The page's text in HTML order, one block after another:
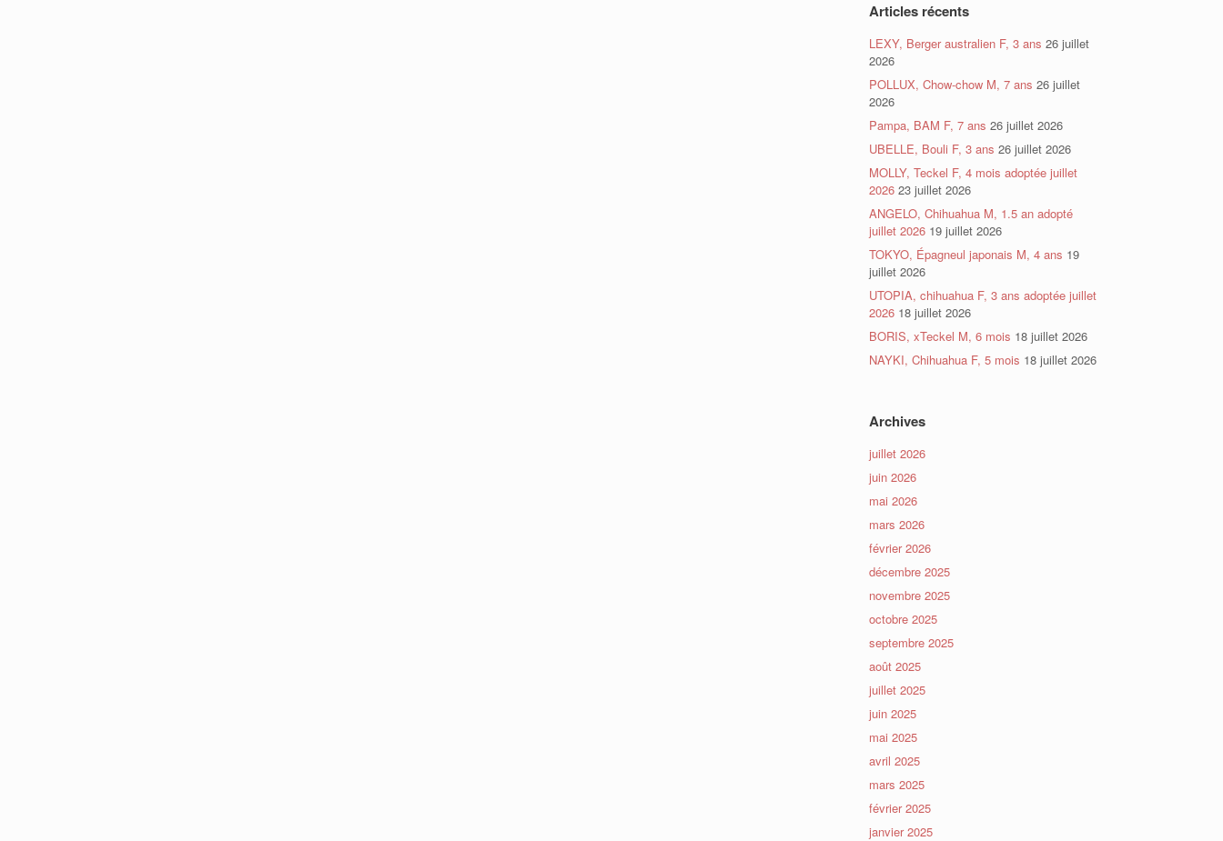
Articles récents
LEXY, Berger australien F, 3 ans 26 juillet
2026
POLLUX, Chow-chow M, 7 ans 26 juillet
2026
Pampa, BAM F, 7 ans 26 juillet 2026
UBELLE, Bouli F, 3 ans 26 juillet 2026
MOLLY, Teckel F, 4 mois adoptée juillet
2026 23 juillet 2026
ANGELO, Chihuahua M, 1.5 an adopté
juillet 2026 19 juillet 2026
TOKYO, Épagneul japonais M, 4 ans 19
juillet 2026
UTOPIA, chihuahua F, 3 ans adoptée juillet
2026 18 juillet 2026
BORIS, xTeckel M, 6 mois 18 juillet 2026
NAYKI, Chihuahua F, 5 mois 18 juillet 2026
Archives
juillet 2026
juin 2026
mai 2026
mars 2026
février 2026
décembre 2025
novembre 2025
octobre 2025
septembre 2025
août 2025
juillet 2025
juin 2025
mai 2025
avril 2025
mars 2025
février 2025
janvier 2025